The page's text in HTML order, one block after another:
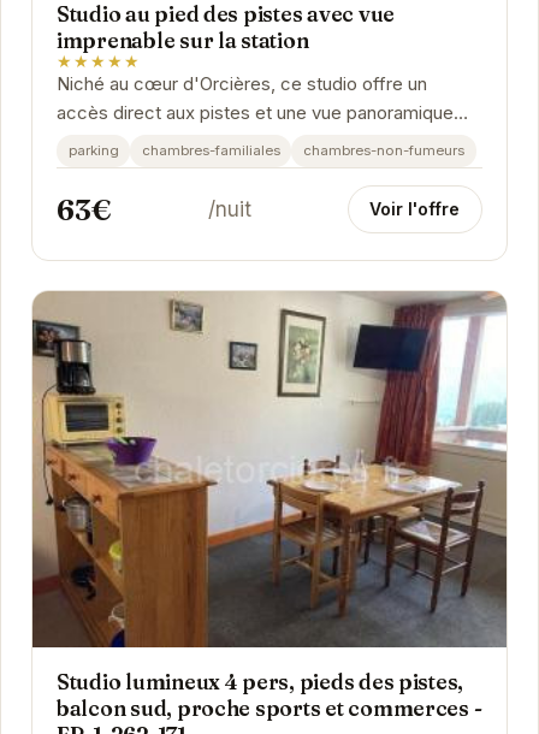
Studio au pied des pistes avec vue
imprenable sur la station
★★★★★
Niché au cœur d'Orcières, ce studio offre un
accès direct aux pistes et une vue panoramique
sur les montagnes. Idéal pour les couples ou les...
parking chambres-familiales chambres-non-fumeurs
63€ /nuit Voir l'offre
Studio lumineux 4 pers, pieds des pistes,
balcon sud, proche sports et commerces -